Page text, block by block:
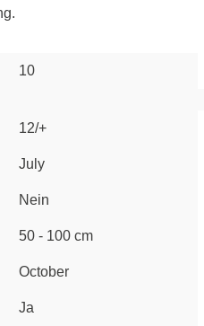
10
12/+
July
Nein
50 - 100 cm
October
Ja